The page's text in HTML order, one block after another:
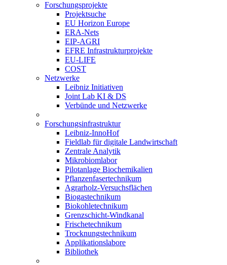
Forschungsprojekte
Projektsuche
EU Horizon Europe
ERA-Nets
EIP-AGRI
EFRE Infrastrukturprojekte
EU-LIFE
COST
Netzwerke
Leibniz Initiativen
Joint Lab KI & DS
Verbünde und Netzwerke
Forschungsinfrastruktur
Leibniz-InnoHof
Fieldlab für digitale Landwirtschaft
Zentrale Analytik
Mikrobiomlabor
Pilotanlage Biochemikalien
Pflanzenfasertechnikum
Agrarholz-Versuchsflächen
Biogastechnikum
Biokohletechnikum
Grenzschicht-Windkanal
Frischetechnikum
Trocknungstechnikum
Applikationslabore
Bibliothek